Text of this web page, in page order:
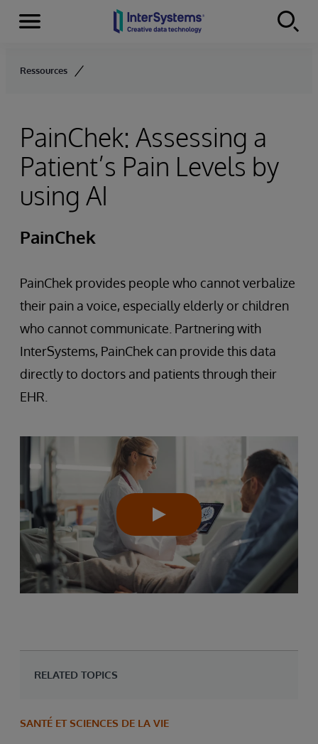
Skip to content
Menu
Ressources
PainChek: Assessing a
Patient’s Pain Levels by
using AI
PainChek
PainChek provides people who cannot verbalize
their pain a voice, especially elderly or children
who cannot communicate. Partnering with
InterSystems, PainChek can provide this data
directly to doctors and patients through their
EHR.
RELATED TOPICS
SANTÉ ET SCIENCES DE LA VIE